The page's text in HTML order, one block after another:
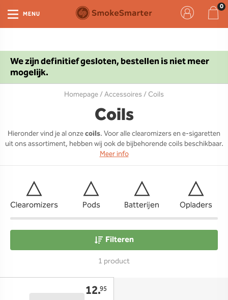
We zijn definitief gesloten, bestellen is niet meer
mogelijk.
MENU
Homepage/Accessoires/ Coils
Coils
Hieronder vind je al onzecoils. Voor alle clearomizers en e-sigaretten
uit ons assortiment, hebben wij ook de bijbehorende coils beschikbaar.
Meer info
Clearomizers Pods Batterijen Opladers
Filteren
1 product
12.95